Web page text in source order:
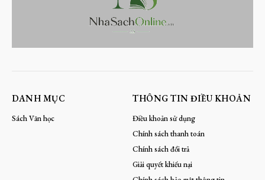
DANH MỤC
Sách Văn học
THÔNG TIN ĐIỀU KHOẢN
Điều khoản sử dụng
Chính sách thanh toán
Chính sách đổi trả
Giải quyết khiếu nại